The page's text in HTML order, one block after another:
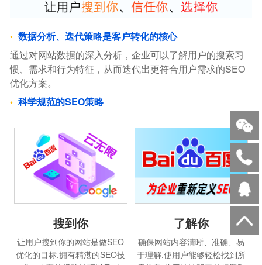
数据分析、迭代策略是客户转化的核心
通过对网站数据的深入分析，企业可以了解用户的搜索习
惯、需求和行为特征，从而迭代出更符合用户需求的SEO
优化方案。
科学规范的SEO策略
搜到你
让用户搜到你的网站是做SEO
优化的目标,拥有精湛的SEO技
了解你
确保网站内容清晰、准确、易
于理解,使用户能够轻松找到所